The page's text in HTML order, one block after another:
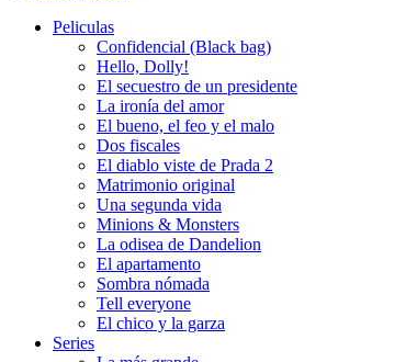
Peliculas
Confidencial (Black bag)
Hello, Dolly!
El secuestro de un presidente
La ironía del amor
El bueno, el feo y el malo
Dos fiscales
El diablo viste de Prada 2
Matrimonio original
Una segunda vida
Minions & Monsters
La odisea de Dandelion
El apartamento
Sombra nómada
Tell everyone
El chico y la garza
Series